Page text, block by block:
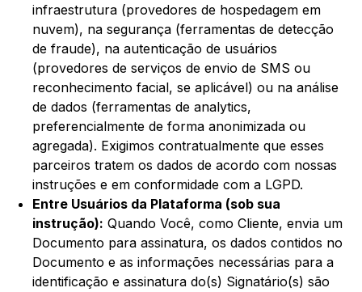
infraestrutura (provedores de hospedagem em
nuvem), na segurança (ferramentas de detecção
de fraude), na autenticação de usuários
(provedores de serviços de envio de SMS ou
reconhecimento facial, se aplicável) ou na análise
de dados (ferramentas de analytics,
preferencialmente de forma anonimizada ou
agregada). Exigimos contratualmente que esses
parceiros tratem os dados de acordo com nossas
instruções e em conformidade com a LGPD.
Entre Usuários da Plataforma (sob sua
instrução): Quando Você, como Cliente, envia um
Documento para assinatura, os dados contidos no
Documento e as informações necessárias para a
identificação e assinatura do(s) Signatário(s) são